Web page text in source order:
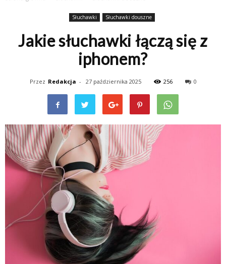
Słuchawki Słuchawki douszne
Jakie słuchawki łączą się z
iphonem?
Przez Redakcja - 27 października 2025 256 0